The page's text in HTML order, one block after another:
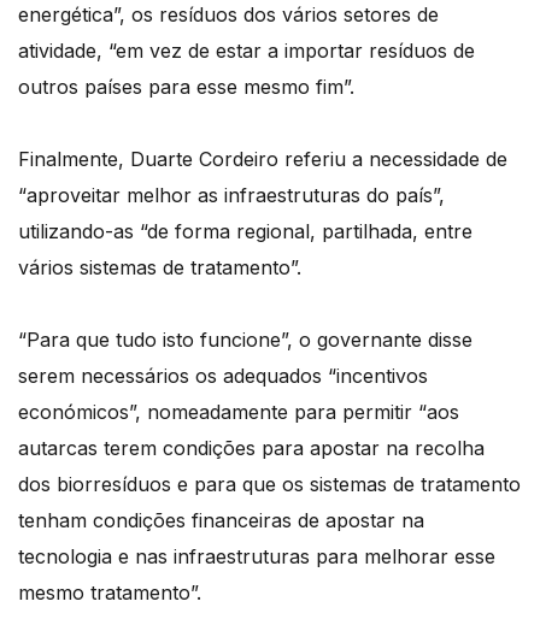
energética”, os resíduos dos vários setores de
atividade, “em vez de estar a importar resíduos de
outros países para esse mesmo fim”.
Finalmente, Duarte Cordeiro referiu a necessidade de
“aproveitar melhor as infraestruturas do país”,
utilizando-as “de forma regional, partilhada, entre
vários sistemas de tratamento”.
“Para que tudo isto funcione”, o governante disse
serem necessários os adequados “incentivos
económicos”, nomeadamente para permitir “aos
autarcas terem condições para apostar na recolha
dos biorresíduos e para que os sistemas de tratamento
tenham condições financeiras de apostar na
tecnologia e nas infraestruturas para melhorar esse
mesmo tratamento”.